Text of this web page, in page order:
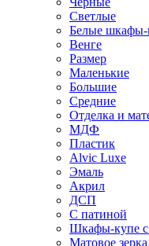
Светлые
Белые шкафы-
Венге
Размер
Маленькие
Большие
Средние
Отделка и
МДФ
Пластик
Alvic Luxe
Эмаль
Акрил
ДСП
С патиной
Шкафы-купе с
Матовое